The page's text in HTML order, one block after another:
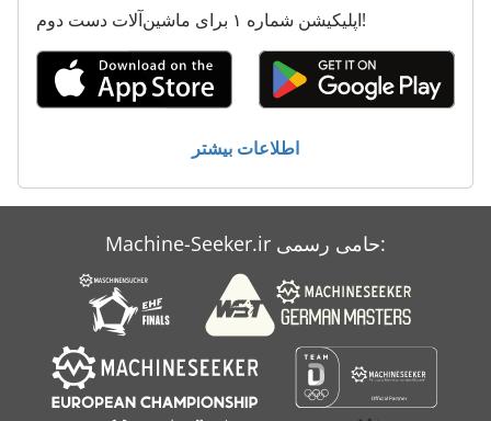
Ina Na
Ka 77
Nty
اپلیکیشن شماره ۱ برای ماشین‌آلات دست دوم!
اطلاعات بیشتر
Machine-Seeker.ir حامی رسمی: